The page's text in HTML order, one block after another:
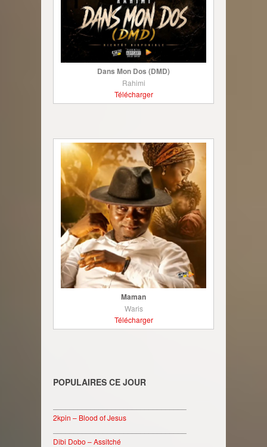
Dans Mon Dos (DMD)
Rahimi
Télécharger
Maman
Waris
Télécharger
POPULAIRES CE JOUR
2kpin – Blood of Jesus
Dibi Dobo – Assitché